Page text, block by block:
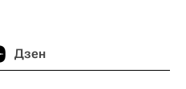
Дзен